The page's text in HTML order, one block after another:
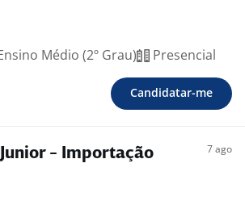
Médio (2º Grau) Presencial
Candidatar-me
- Importação 7 ago